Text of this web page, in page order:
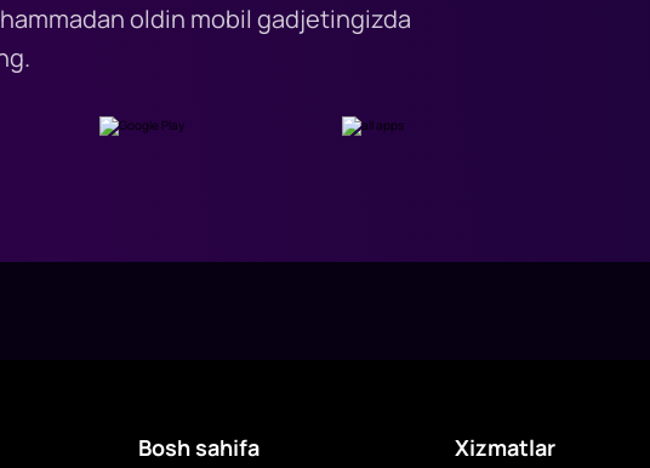
oldin mobil gadjetingizda
Bosh sahifa Xizmatlar